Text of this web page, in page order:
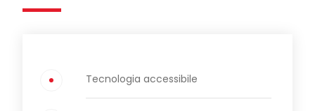
Tecnologia accessibile